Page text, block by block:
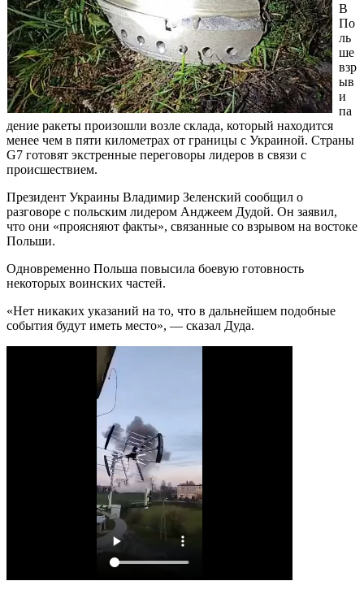
В
По
ль
ше
взр
ыв
и
па
дение ракеты произошли возле склада, который находится
менее чем в пяти километрах от границы с Украиной. Страны
G7 готовят экстренные переговоры лидеров в связи с
происшествием.
Президент Украины Владимир Зеленский сообщил о
разговоре с польским лидером Анджеем Дудой. Он заявил,
что они «проясняют факты», связанные со взрывом на востоке
Польши.
Одновременно Польша повысила боевую готовность
некоторых воинских частей.
«Нет никаких указаний на то, что в дальнейшем подобные
события будут иметь место», — сказал Дуда.